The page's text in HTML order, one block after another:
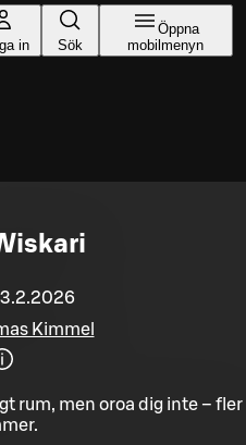
in Sök
Öppna
mobilmenyn
Kimmel
rum, men oroa dig inte – fler